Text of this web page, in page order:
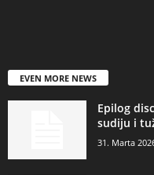
EVEN MORE NEWS
Epilog
sudiju i
31. Marta